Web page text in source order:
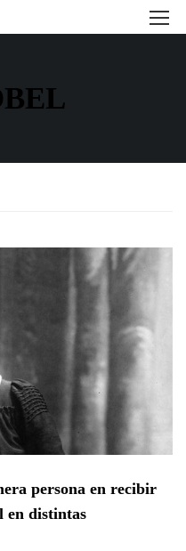
persona en recibir
en distintas